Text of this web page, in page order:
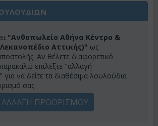
"Ανθοπωλείο Αθήνα Κέντρο &
Αττικής)" ως
Αν θέλετε διαφορετικό
επιλέξτε "αλλαγή
να δείτε τα διαθέσιμα λουλούδια
σας.
ΑΛΛΑΓΗ ΠΡΟΟΡΙΣΜΟΥ